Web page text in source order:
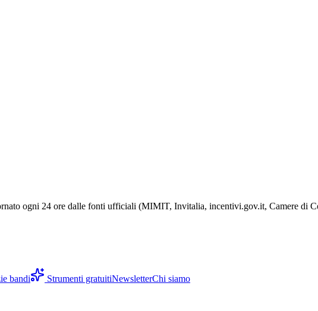
ogni 24 ore dalle fonti ufficiali (MIMIT, Invitalia, incentivi.gov.it, Camere di
bandi Strumenti gratuitiNewsletterChi siamo